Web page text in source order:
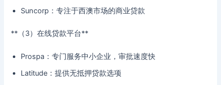
Suncorp：专注于西澳市场的商业贷款
**（3）在线贷款平台**
Prospa：专门服务中小企业，审批速度快
Latitude：提供无抵押贷款选项